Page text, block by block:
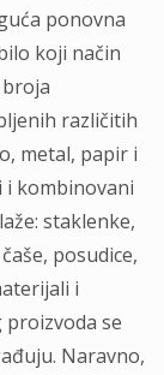
ponovna
koji način
različitih
metal, papir i
i kombinovani
staklenke,
posudice,
i
se
Naravno,